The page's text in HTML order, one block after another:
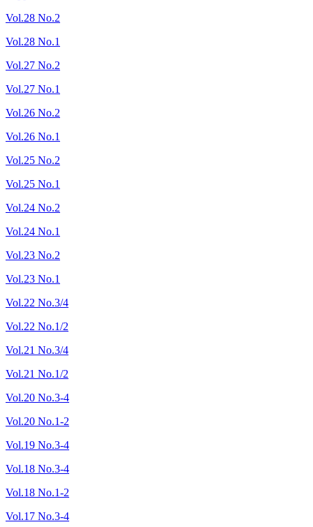
Vol.28 No.2
Vol.28 No.1
Vol.27 No.2
Vol.27 No.1
Vol.26 No.2
Vol.26 No.1
Vol.25 No.2
Vol.25 No.1
Vol.24 No.2
Vol.24 No.1
Vol.23 No.2
Vol.23 No.1
Vol.22 No.3/4
Vol.22 No.1/2
Vol.21 No.3/4
Vol.21 No.1/2
Vol.20 No.3-4
Vol.20 No.1-2
Vol.19 No.3-4
Vol.18 No.3-4
Vol.18 No.1-2
Vol.17 No.3-4